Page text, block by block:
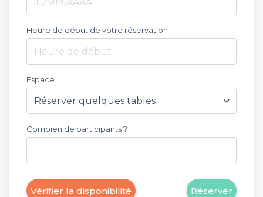
Heure de début de votre réservation
Heure de début
Espace
Combien de participants ?
Réserver
Vérifier la disponibilité